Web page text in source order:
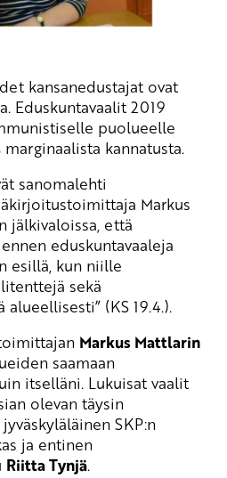
kansanedustajat ovat
Eduskuntavaalit 2019
puolueelle
kannatusta.
sanomalehti
Markus
jälkivaloissa, että
eduskuntavaaleja
esillä, kun niille
sekä
(KS 19.4.).
Markus Mattlarin
saamaan
itselläni. Lukuisat vaalit
olevan täysin
SKP:n
ja entinen
Riitta Tynjä.